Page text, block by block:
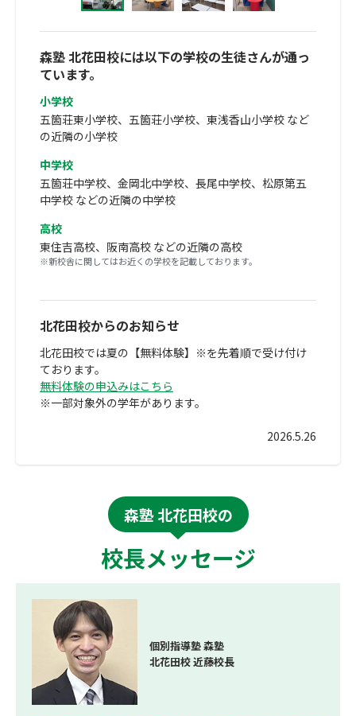
森塾 北花田校には以下の学校の生徒さんが通っ
ています。
小学校
五箇荘東小学校、五箇荘小学校、東浅香山小学校 など
の近隣の小学校
中学校
五箇荘中学校、金岡北中学校、長尾中学校、松原第五
中学校 などの近隣の中学校
高校
東住吉高校、阪南高校 などの近隣の高校
※新校舎に関してはお近くの学校を記載しております。
北花田校からのお知らせ
北花田校では夏の【無料体験】※を先着順で受け付け
ております。
無料体験の申込みはこちら
※一部対象外の学年があります。
2026.5.26
森塾 北花田校の
校長メッセージ
個別指導塾 森塾
北花田校 近藤校長